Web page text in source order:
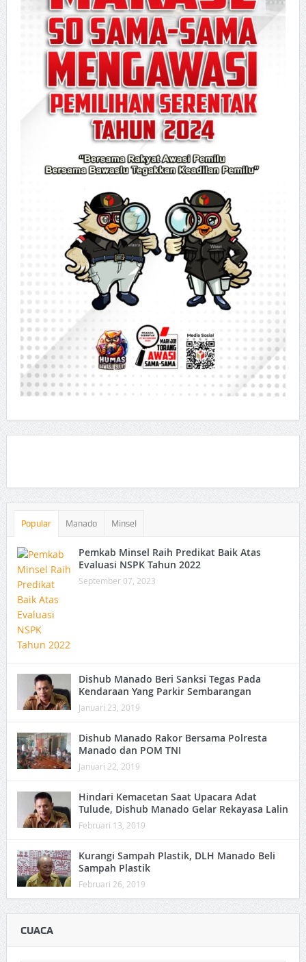
Popular Manado Minsel
Pemkab Minsel Raih Predikat Baik Atas
Evaluasi NSPK Tahun 2022
September 07, 2023
Dishub Manado Beri Sanksi Tegas Pada
Kendaraan Yang Parkir Sembarangan
Januari 23, 2019
Dishub Manado Rakor Bersama Polresta
Manado dan POM TNI
Januari 22, 2019
Hindari Kemacetan Saat Upacara Adat
Tulude, Dishub Manado Gelar Rekayasa Lalin
Februari 13, 2019
Kurangi Sampah Plastik, DLH Manado Beli
Sampah Plastik
Februari 26, 2019
CUACA